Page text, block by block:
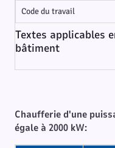
Textes applicables
bâtiment
Code du travail
Chaufferie d'une
égale à 2000 kW: